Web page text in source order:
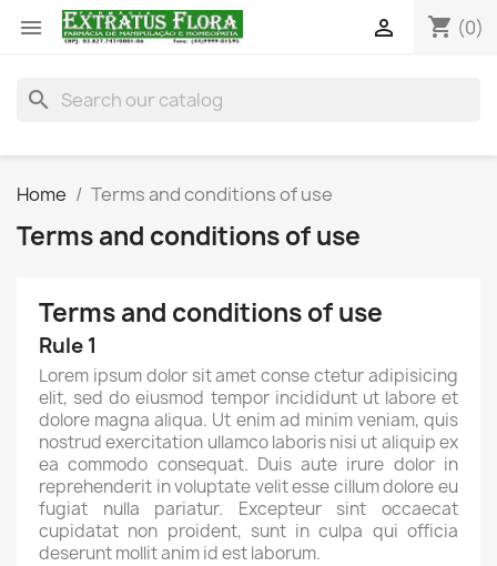
 shopping_cart (0)

search
Home Terms and conditions of use
Terms and conditions of use
Terms and conditions of use
Rule 1
Lorem ipsum dolor sit amet conse ctetur adipisicing
elit, sed do eiusmod tempor incididunt ut labore et
dolore magna aliqua. Ut enim ad minim veniam, quis
nostrud exercitation ullamco laboris nisi ut aliquip ex
ea commodo consequat. Duis aute irure dolor in
reprehenderit in voluptate velit esse cillum dolore eu
fugiat nulla pariatur. Excepteur sint occaecat
cupidatat non proident, sunt in culpa qui officia
deserunt mollit anim id est laborum.